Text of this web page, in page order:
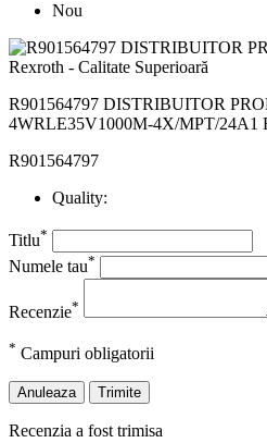
Nou
R901564797 DISTRIBUITOR
4WRLE35V1000M-4X/MPT/24A1
R901564797
Quality:
Titlu*
Numele tau*
Recenzie*
* Campuri obligatorii
Anuleaza Trimite
Recenzia a fost trimisa